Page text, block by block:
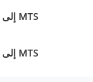
MTS إلى FLAC
MTS إلى ICO